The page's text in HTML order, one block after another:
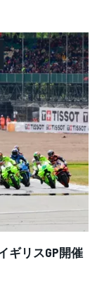
ギリスGP開催